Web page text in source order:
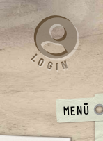
MENÜ
LOG IN